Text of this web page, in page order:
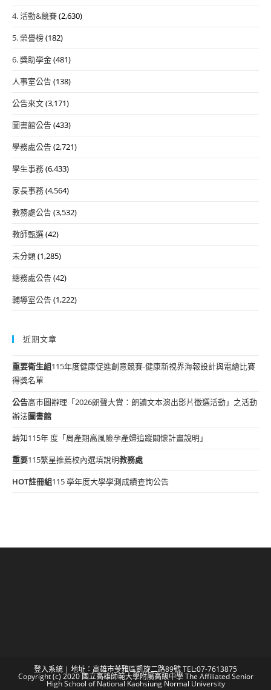
4. 活動&競賽(2,630)
5. 榮譽榜(182)
6. 獎助學金(481)
人事室公告(138)
公告來文(3,171)
圖書館公告(433)
學務處公告(2,721)
學生事務(6,433)
家長事務(4,564)
教務處公告(3,532)
教師甄選(42)
未分類(1,285)
總務處公告(42)
輔導室公告(1,222)
近期文章
重要衛生組115年度健康促進創意競賽-健康新視界海報設計與電繪比賽
得獎名單
公告高市圖辦理「2026朗聲大賞：朗讀文本演出影片徵選活動」之活動
辦法圖書館
轉知115年 度「周產期高風險孕產婦追蹤關懷計畫說明」
重要115繁星推薦校內選填說明教務處
HOT註冊組115 學年度大學學測成績查詢公告
登入系統 | 地址：高雄市苓雅區凱旋二路89號 TEL:07-7613875
Copyright (c) 2020 國立高雄師範大學附屬高級中學 The Affiliated Senior
High School of National Kaohsiung Normal University